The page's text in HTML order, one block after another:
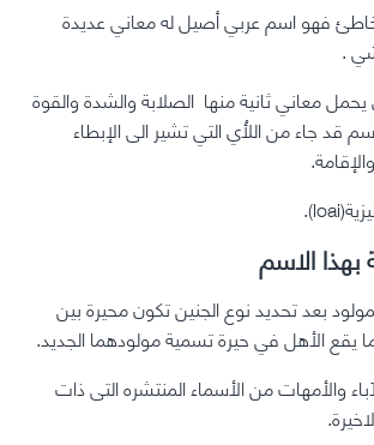
خاطئ فهو اسم عربي أصيل له معاني عديدة
.
معاني ثانية منها الصلابة والشدة والقوة
قد جاء من اللأْي التي تشير الى الإبطاء
loai
).
الاسم
بعد تحديد نوع الجنين تكون محيرة بين
يقع الأهل في حيرة تسمية مولودهما الجديد.
والأمهات من الأسماء المنتشره التى ذات